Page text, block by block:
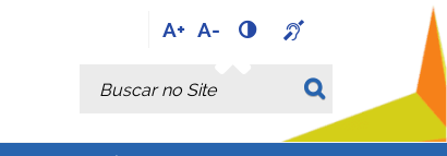
A+ A-
Busca
Busca Avançada…